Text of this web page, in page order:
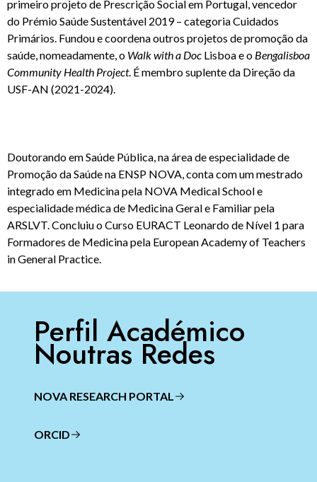
primeiro projeto de Prescrição Social em Portugal, vencedor
do Prémio Saúde Sustentável 2019 – categoria Cuidados
Primários. Fundou e coordena outros projetos de promoção da
saúde, nomeadamente, o Walk with a Doc Lisboa e o Bengalisboa
Community Health Project. É membro suplente da Direção da
USF-AN (2021-2024).
Doutorando em Saúde Pública, na área de especialidade de
Promoção da Saúde na ENSP NOVA, conta com um mestrado
integrado em Medicina pela NOVA Medical School e
especialidade médica de Medicina Geral e Familiar pela
ARSLVT. Concluiu o Curso EURACT Leonardo de Nível 1 para
Formadores de Medicina pela European Academy of Teachers
in General Practice.
Perfil Académico
Noutras Redes
NOVA RESEARCH PORTAL
ORCID